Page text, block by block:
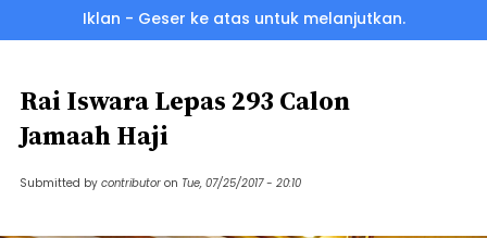
Iklan - Geser ke atas untuk melanjutkan.
Rai Iswara Lepas 293 Calon
Jamaah Haji
Submitted by contributor on Tue, 07/25/2017 - 20:10